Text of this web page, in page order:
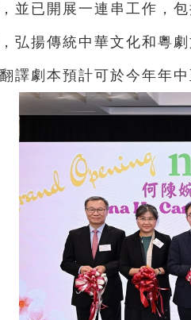
並已開展一連串工作，
弘揚傳統中華文化和粵
譯劇本預計可於今年年中